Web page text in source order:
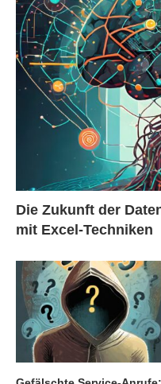
Die Zukunft der
mit Excel-Techniken